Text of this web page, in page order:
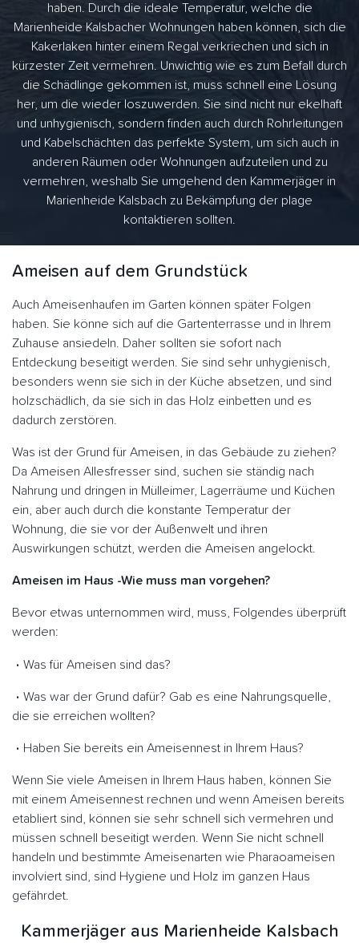
haben. Durch die ideale Temperatur, welche die
Marienheide Kalsbacher Wohnungen haben können, sich die
Kakerlaken hinter einem Regal verkriechen und sich in
kürzester Zeit vermehren. Unwichtig wie es zum Befall durch
die Schädlinge gekommen ist, muss schnell eine Lösung
her, um die wieder loszuwerden. Sie sind nicht nur ekelhaft
und unhygienisch, sondern finden auch durch Rohrleitungen
und Kabelschächten das perfekte System, um sich auch in
anderen Räumen oder Wohnungen aufzuteilen und zu
vermehren, weshalb Sie umgehend den Kammerjäger in
Marienheide Kalsbach zu Bekämpfung der plage
kontaktieren sollten.
Ameisen auf dem Grundstück
Auch Ameisenhaufen im Garten können später Folgen
haben. Sie könne sich auf die Gartenterrasse und in Ihrem
Zuhause ansiedeln. Daher sollten sie sofort nach
Entdeckung beseitigt werden. Sie sind sehr unhygienisch,
besonders wenn sie sich in der Küche absetzen, und sind
holzschädlich, da sie sich in das Holz einbetten und es
dadurch zerstören.
Was ist der Grund für Ameisen, in das Gebäude zu ziehen?
Da Ameisen Allesfresser sind, suchen sie ständig nach
Nahrung und dringen in Mülleimer, Lagerräume und Küchen
ein, aber auch durch die konstante Temperatur der
Wohnung, die sie vor der Außenwelt und ihren
Auswirkungen schützt, werden die Ameisen angelockt.
Ameisen im Haus -Wie muss man vorgehen?
Bevor etwas unternommen wird, muss, Folgendes überprüft
werden:
Was für Ameisen sind das?
Was war der Grund dafür? Gab es eine Nahrungsquelle,
die sie erreichen wollten?
Haben Sie bereits ein Ameisennest in Ihrem Haus?
Wenn Sie viele Ameisen in Ihrem Haus haben, können Sie
mit einem Ameisennest rechnen und wenn Ameisen bereits
etabliert sind, können sie sehr schnell sich vermehren und
müssen schnell beseitigt werden. Wenn Sie nicht schnell
handeln und bestimmte Ameisenarten wie Pharaoameisen
involviert sind, sind Hygiene und Holz im ganzen Haus
gefährdet.
Kammerjäger aus Marienheide Kalsbach